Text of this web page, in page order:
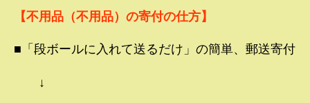
【不用品（不用品）の寄付の仕方】
■「段ボールに入れて送るだけ」の簡単、郵送寄付
↓